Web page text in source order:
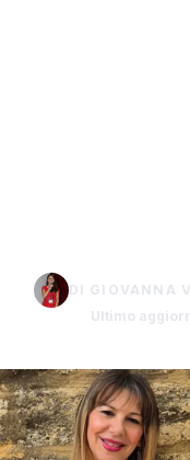
DI GIOVANNA
Ultimo